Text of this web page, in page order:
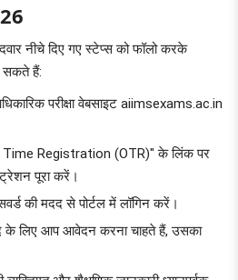
नीचे दिए गए स्टेप्स को फॉलो करके
हैं:
परीक्षा वेबसाइट aiimsexams.ac.in
Time Registration (OTR)" के लिंक पर
पूरा करें।
की मदद से पोर्टल में लॉगिन करें।
के लिए आप आवेदन करना चाहते हैं, उसका